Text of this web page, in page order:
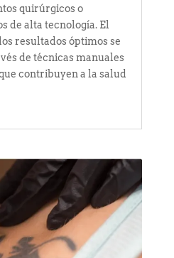
quirúrgicos o
de alta tecnología. El
resultados óptimos se
de técnicas manuales
contribuyen a la salud